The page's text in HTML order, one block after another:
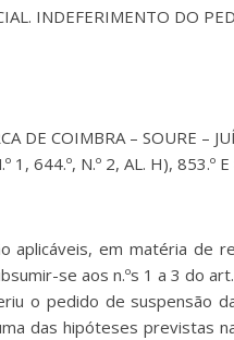
INDEFERIMENTO DO
DE COIMBRA – SOURE –
1, 644.º, N.º 2, AL. H), 853.º
em matéria de
se aos n.ºs 1 a 3 do art.
o pedido de suspensão
das hipóteses previstas